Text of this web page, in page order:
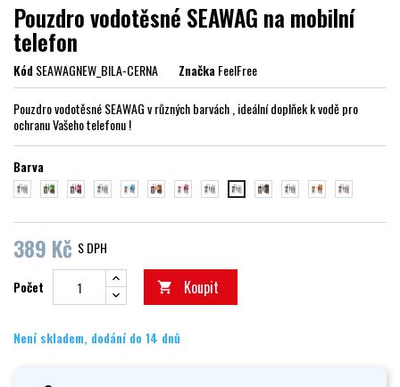
Pouzdro vodotěsné SEAWAG na mobilní
telefon
KódSEAWAGNEW_BILA-CERNA ZnačkaFeelFree
Pouzdro vodotěsné SEAWAG v různých barvách , ideální doplňek k vodě pro
ochranu Vašeho telefonu !
Barva
modrá zelena růžová fialová bílá/modráOranžovábílá/růžovábílá/zelenábílá/černá
černá maskáčovábílá/oranžová
fialová/bílá
389 Kč S DPH
Počet  Koupit
Není skladem, dodání do 14 dnů